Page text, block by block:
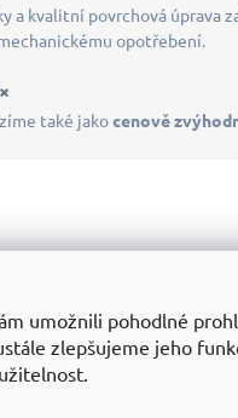
umožnili pohodlné
zlepšujeme jeho
a kvalitní povrchová
opotřebení.
také jakocenově